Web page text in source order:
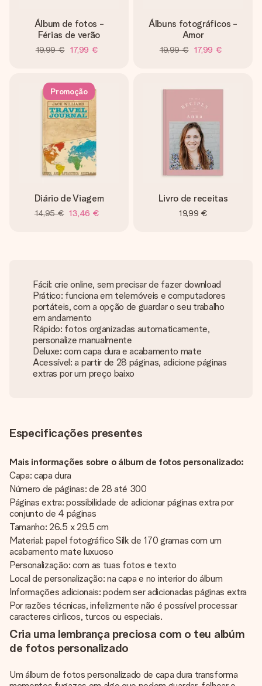
Álbum de fotos -
Férias de verão
19,99 € 17,99 €
Álbuns fotográficos -
Amor
19,99 € 17,99 €
Promoção
Diário de Viagem
14,95 € 13,46 €
Livro de receitas
19,99 €
Fácil: crie online, sem precisar de fazer download
Prático: funciona em telemóveis e computadores
portáteis, com a opção de guardar o seu trabalho
em andamento
Rápido: fotos organizadas automaticamente,
personalize manualmente
Deluxe: com capa dura e acabamento mate
Acessível: a partir de 28 páginas, adicione páginas
extras por um preço baixo
Especificações presentes
Mais informações sobre o álbum de fotos personalizado:
Capa: capa dura
Número de páginas: de 28 até 300
Páginas extra: possibilidade de adicionar páginas extra por
conjunto de 4 páginas
Tamanho: 26.5 x 29.5 cm
Material: papel fotográfico Silk de 170 gramas com um
acabamento mate luxuoso
Personalização: com as tuas fotos e texto
Local de personalização: na capa e no interior do álbum
Informações adicionais: podem ser adicionadas páginas extra
Por razões técnicas, infelizmente não é possível processar
caracteres cirílicos, turcos ou especiais.
Cria uma lembrança preciosa com o teu albúm
de fotos personalizado
Um álbum de fotos personalizado de capa dura transforma